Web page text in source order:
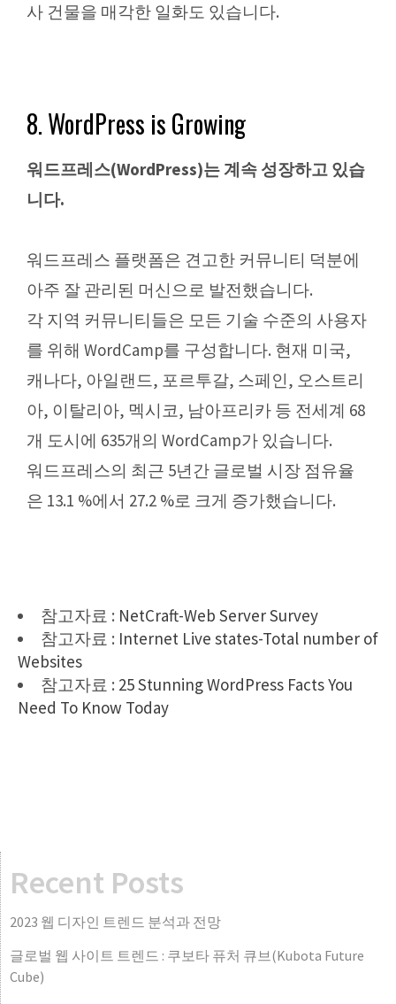
사 건물을 매각한 일화도 있습니다.
8. WordPress is Growing
워드프레스(WordPress)는 계속 성장하고 있습
니다.
워드프레스 플랫폼은 견고한 커뮤니티 덕분에
아주 잘 관리된 머신으로 발전했습니다.
각 지역 커뮤니티들은 모든 기술 수준의 사용자
를 위해 WordCamp를 구성합니다. 현재 미국,
캐나다, 아일랜드, 포르투갈, 스페인, 오스트리
아, 이탈리아, 멕시코, 남아프리카 등 전세계 68
개 도시에 635개의 WordCamp가 있습니다.
워드프레스의 최근 5년간 글로벌 시장 점유율
은 13.1 %에서 27.2 %로 크게 증가했습니다.
참고자료 : NetCraft-Web Server Survey
참고자료 : Internet Live states-Total number of
Websites
참고자료 : 25 Stunning WordPress Facts You
Need To Know Today
Recent Posts
2023 웹 디자인 트렌드 분석과 전망
글로벌 웹 사이트 트렌드 : 쿠보타 퓨처 큐브(Kubota Future
Cube)